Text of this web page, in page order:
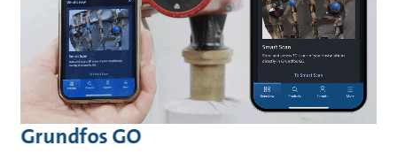
Grundfos GO